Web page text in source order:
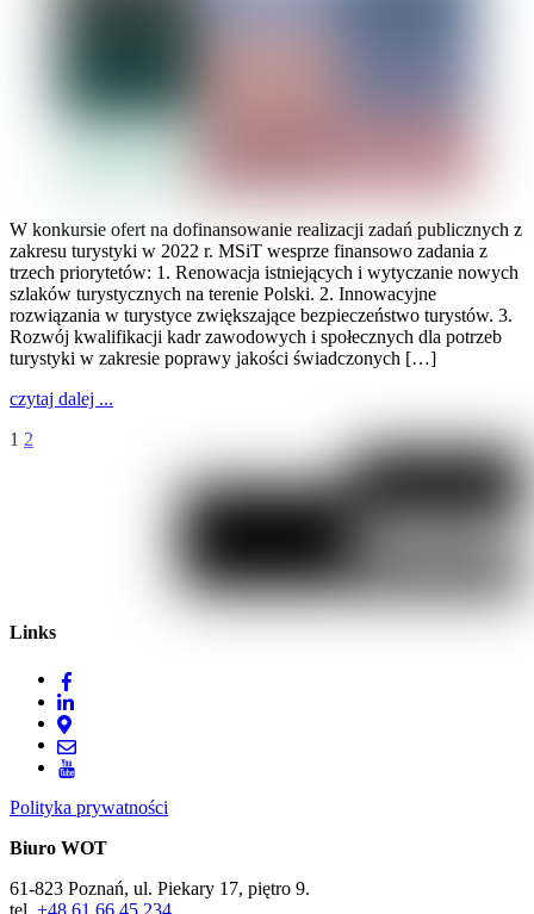
W konkursie ofert na dofinansowanie realizacji zadań publicznych z
zakresu turystyki w 2022 r. MSiT wesprze finansowo zadania z
trzech priorytetów: 1. Renowacja istniejących i wytyczanie nowych
szlaków turystycznych na terenie Polski. 2. Innowacyjne
rozwiązania w turystyce zwiększające bezpieczeństwo turystów. 3.
Rozwój kwalifikacji kadr zawodowych i społecznych dla potrzeb
turystyki w zakresie poprawy jakości świadczonych […]
czytaj dalej ...
1 2
Links
Polityka prywatności
Biuro WOT
61-823 Poznań, ul. Piekary 17, piętro 9.
tel. +48 61 66 45 234